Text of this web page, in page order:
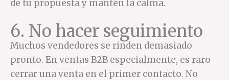
de tu propuesta y mantén la calma.
6. No hacer seguimiento
Muchos vendedores se rinden demasiado
pronto. En ventas B2B especialmente, es raro
cerrar una venta en el primer contacto. No